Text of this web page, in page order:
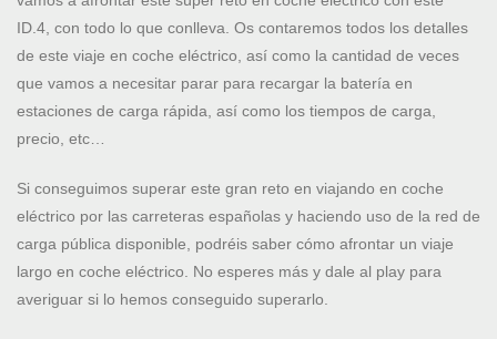
ID.4, con todo lo que conlleva. Os contaremos todos los detalles
de este viaje en coche eléctrico, así como la cantidad de veces
que vamos a necesitar parar para recargar la batería en
estaciones de carga rápida, así como los tiempos de carga,
precio, etc…
Si conseguimos superar este gran reto en viajando en coche
eléctrico por las carreteras españolas y haciendo uso de la red de
carga pública disponible, podréis saber cómo afrontar un viaje
largo en coche eléctrico. No esperes más y dale al play para
averiguar si lo hemos conseguido superarlo.